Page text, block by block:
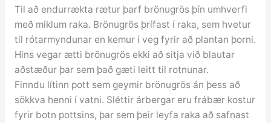
Til að endurrækta rætur þarf brönugrös þín umhverfi
með miklum raka. Brönugrös þrífast í raka, sem hvetur
til rótarmyndunar en kemur í veg fyrir að plantan þorni.
Hins vegar ætti brönugrös ekki að sitja við blautar
aðstæður þar sem það gæti leitt til rotnunar.
Finndu lítinn pott sem geymir brönugrös án þess að
sökkva henni í vatni. Sléttir árbergar eru frábær kostur
fyrir botn pottsins, þar sem þeir leyfa raka að safnast